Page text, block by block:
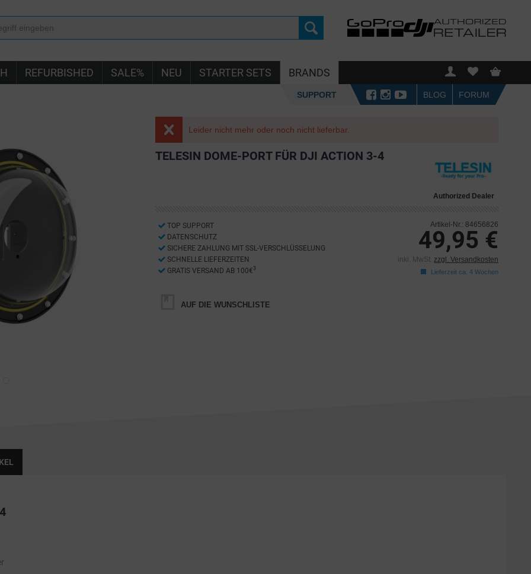
REFURBISHED SALE% NEU STARTER SETS BRANDS
SUPPORT BLOG FORUM
Leider nicht mehr oder noch nicht lieferbar.
TELESIN DOME-PORT FÜR DJI ACTION 3-4
Authorized Dealer
TOP SUPPORT
DATENSCHUTZ
SICHERE ZAHLUNG MIT SSL-VERSCHLÜSSELUNG
SCHNELLE LIEFERZEITEN
GRATIS VERSAND AB 100€ 3
Artikel-Nr.: 84656826
49,95 €
inkl. MwSt. zzgl. Versandkosten
Lieferzeit ca. 4 Wochen
AUF DIE WUNSCHLISTE